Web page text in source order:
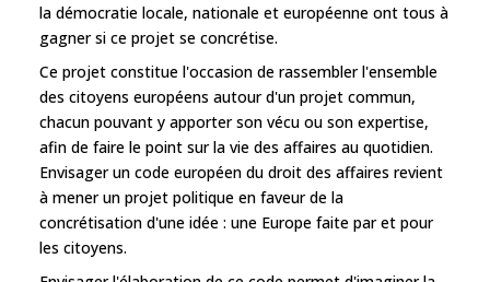
la démocratie locale, nationale et européenne ont tous à
gagner si ce projet se concrétise.
Ce projet constitue l'occasion de rassembler l'ensemble
des citoyens européens autour d'un projet commun,
chacun pouvant y apporter son vécu ou son expertise,
afin de faire le point sur la vie des affaires au quotidien.
Envisager un code européen du droit des affaires revient
à mener un projet politique en faveur de la
concrétisation d'une idée : une Europe faite par et pour
les citoyens.